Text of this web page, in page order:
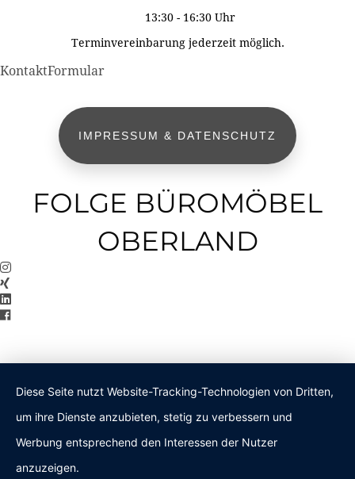
13:30 - 16:30 Uhr
Terminvereinbarung jederzeit möglich.
KontaktFormular
IMPRESSUM & DATENSCHUTZ
FOLGE BÜROMÖBEL
OBERLAND
Diese Seite nutzt Website-Tracking-Technologien von Dritten,
um ihre Dienste anzubieten, stetig zu verbessern und
Werbung entsprechend den Interessen der Nutzer
anzuzeigen.